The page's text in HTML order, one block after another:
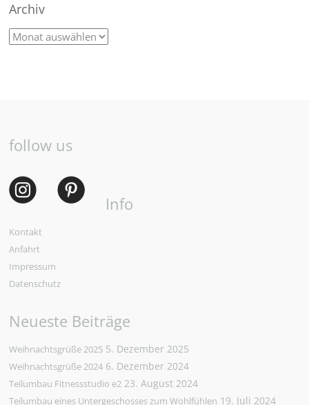
Archiv
follow us
Info
Kontakt
Anfahrt
Impressum
Datenschutz
Neueste Beiträge
Weihnachtsgrüße 2025 5. Dezember 2025
Weihnachtsgrüße 2024 6. Dezember 2024
Teilumbau Fitnessstudio e2 23. August 2024
Teilumbau eines Untergeschosses zum Wohlfühlen 19. Juli 2024